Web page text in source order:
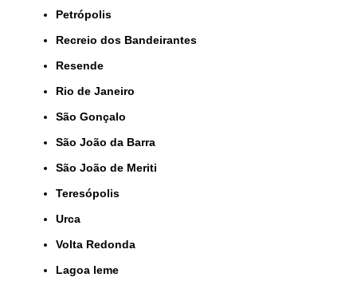
Petrópolis
Recreio dos Bandeirantes
Resende
Rio de Janeiro
São Gonçalo
São João da Barra
São João de Meriti
Teresópolis
Urca
Volta Redonda
lagoa leme